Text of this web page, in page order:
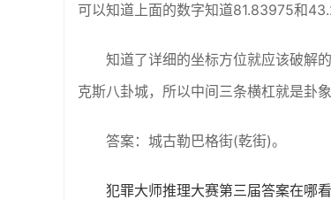
可以知道上面的数字知道81.83975和
知道了详细的坐标方位就应该破解
克斯八卦城，所以中间三条横杠就是卦
答案：城古勒巴格街(乾街)。
犯罪大师推理大赛第三届答案在哪